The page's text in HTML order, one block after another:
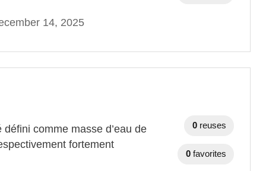
14, 2025
comme masse d’eau de
fortement
0 reuses
0 favorites